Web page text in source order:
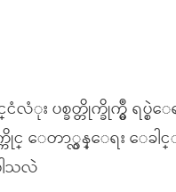
ပစ္ခတ္တိုက္ခိုက္မွဳ ရပ္စဲေ
င္ ေတာ္လွန္ေရး ေ
သလဲ